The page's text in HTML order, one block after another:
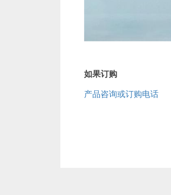
如果订购
产品咨询或订购电话